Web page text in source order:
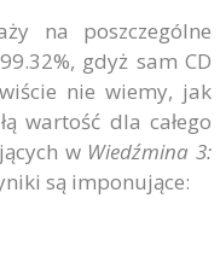
na poszczególne
gdyż sam CD
nie wiemy, jak
wartość dla całego
w Wiedźmina 3:
są imponujące: